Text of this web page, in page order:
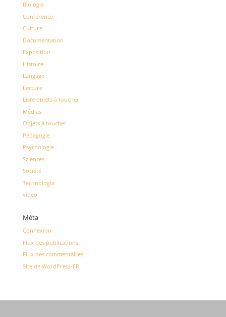
Biologie
Conférence
Culture
Documentation
Exposition
Histoire
Langage
Lecture
Liste objets à toucher
Médias
Objets à toucher
Pédagogie
Psychologie
Sciences
Société
Technologie
video
Méta
Connexion
Flux des publications
Flux des commentaires
Site de WordPress-FR